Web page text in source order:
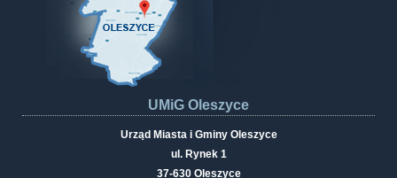
UMiG Oleszyce
Urząd Miasta i Gminy Oleszyce
ul. Rynek 1
37-630 Oleszyce